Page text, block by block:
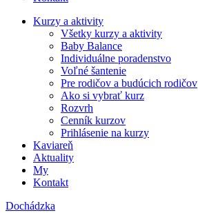
Kurzy a aktivity
Všetky kurzy a aktivity
Baby Balance
Individuálne poradenstvo
Voľné šantenie
Pre rodičov a budúcich rodičov
Ako si vybrať kurz
Rozvrh
Cenník kurzov
Prihlásenie na kurzy
Kaviareň
Aktuality
My
Kontakt
Dochádzka